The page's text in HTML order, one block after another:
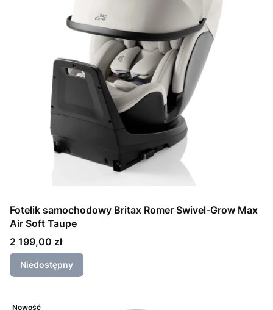
Fotelik samochodowy Britax Romer Swivel-Grow Max
Air Soft Taupe
Cena
2 199,00 zł
Niedostępny
Nowość